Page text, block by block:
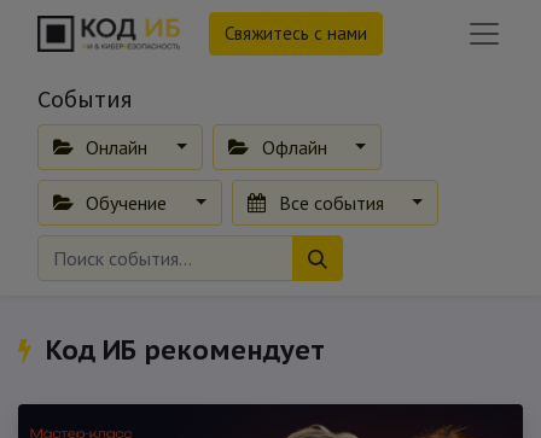
Свяжитесь с нами
События
Онлайн Офлайн
Обучение Все события
Код ИБ рекомендует